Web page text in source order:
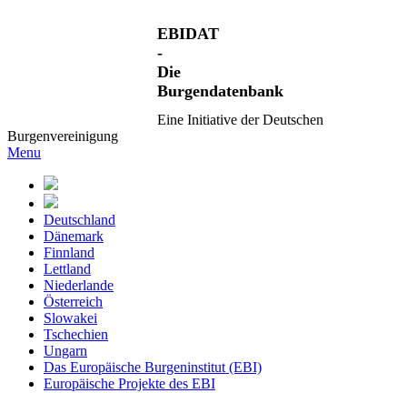
EBIDAT
-
Die
Burgendatenbank
Eine Initiative der Deutschen
Burgenvereinigung
Menu
Deutschland
Dänemark
Finnland
Lettland
Niederlande
Österreich
Slowakei
Tschechien
Ungarn
Das Europäische Burgeninstitut (EBI)
Europäische Projekte des EBI